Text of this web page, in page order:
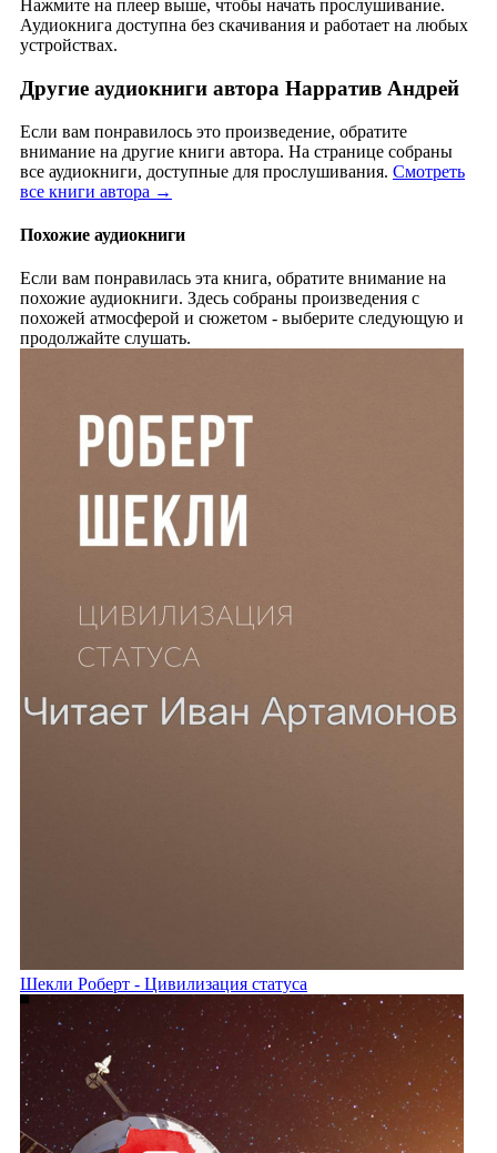
Нажмите на плеер выше, чтобы начать прослушивание.
Аудиокнига доступна без скачивания и работает на любых
устройствах.
Другие аудиокниги автора Нарратив Андрей
Если вам понравилось это произведение, обратите
внимание на другие книги автора. На странице собраны
все аудиокниги, доступные для прослушивания. Смотреть
все книги автора →
Похожие аудиокниги
Если вам понравилась эта книга, обратите внимание на
похожие аудиокниги. Здесь собраны произведения с
похожей атмосферой и сюжетом - выберите следующую и
продолжайте слушать.
Шекли Роберт - Цивилизация статуса